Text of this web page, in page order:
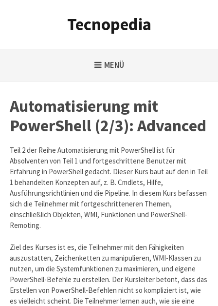
Tecnopedia
MENÜ
Automatisierung mit
PowerShell (2/3): Advanced
Teil 2 der Reihe Automatisierung mit PowerShell ist für
Absolventen von Teil 1 und fortgeschrittene Benutzer mit
Erfahrung in PowerShell gedacht. Dieser Kurs baut auf den in Teil
1 behandelten Konzepten auf, z. B. Cmdlets, Hilfe,
Ausführungsrichtlinien und die Pipeline. In diesem Kurs befassen
sich die Teilnehmer mit fortgeschritteneren Themen,
einschließlich Objekten, WMI, Funktionen und PowerShell-
Remoting.
Ziel des Kurses ist es, die Teilnehmer mit den Fähigkeiten
auszustatten, Zeichenketten zu manipulieren, WMI-Klassen zu
nutzen, um die Systemfunktionen zu maximieren, und eigene
PowerShell-Befehle zu erstellen. Der Kursleiter betont, dass das
Erstellen von PowerShell-Befehlen nicht so kompliziert ist, wie
es vielleicht scheint. Die Teilnehmer lernen auch, wie sie eine